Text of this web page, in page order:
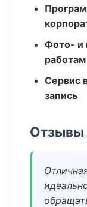
Фото- и
работам
Сервис
запись
Отзывы